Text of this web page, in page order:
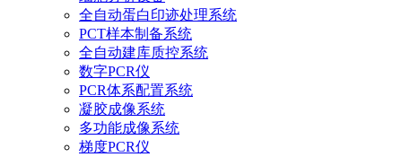
全自动蛋白印迹处理系统
PCT样本制备系统
全自动建库质控系统
数字PCR仪
PCR体系配置系统
凝胶成像系统
多功能成像系统
梯度PCR仪